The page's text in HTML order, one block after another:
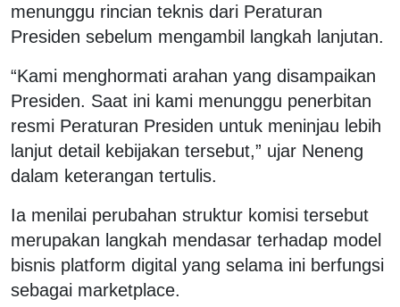
menunggu rincian teknis dari Peraturan
Presiden sebelum mengambil langkah lanjutan.
“Kami menghormati arahan yang disampaikan
Presiden. Saat ini kami menunggu penerbitan
resmi Peraturan Presiden untuk meninjau lebih
lanjut detail kebijakan tersebut,” ujar Neneng
dalam keterangan tertulis.
Ia menilai perubahan struktur komisi tersebut
merupakan langkah mendasar terhadap model
bisnis platform digital yang selama ini berfungsi
sebagai marketplace.